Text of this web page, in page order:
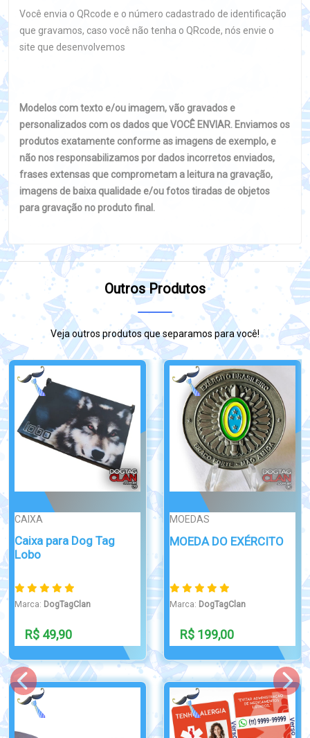
Você envia o QRcode e o número cadastrado de identificação
que gravamos, caso você não tenha o QRcode, nós envie o
site que desenvolvemos
Modelos com texto e/ou imagem, vão gravados e
personalizados com os dados que VOCÊ ENVIAR. Enviamos os
produtos exatamente conforme as imagens de exemplo, e
não nos responsabilizamos por dados incorretos enviados,
frases extensas que comprometam a leitura na gravação,
imagens de baixa qualidade e/ou fotos tiradas de objetos
para gravação no produto final.
Outros Produtos
Veja outros produtos que separamos para você!
MOEDAS
Moeda militar Ex
Combatente da FEB
Marca: DogTagClan
R$ 253,00
MOEDAS
Moeda militar
Marca: DogTagClan
R$ 310,00